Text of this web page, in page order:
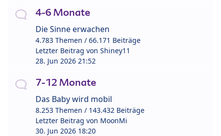
4-6 Monate
Die Sinne erwachen
4.783 Themen / 66.171 Beiträge
Letzter Beitrag von Shiney11
28. Jun 2026 21:52
7-12 Monate
Das Baby wird mobil
8.253 Themen / 143.432 Beiträge
Letzter Beitrag von MoonMi
30. Jun 2026 18:20